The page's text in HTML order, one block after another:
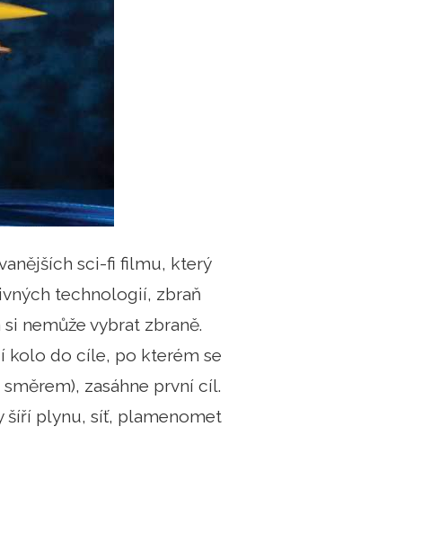
sci-fi filmu, který
technologií, zbraň
nemůže vybrat zbraně.
kolo do cíle, po kterém se
zasáhne první cíl.
šíří plynu, síť, plamenomet